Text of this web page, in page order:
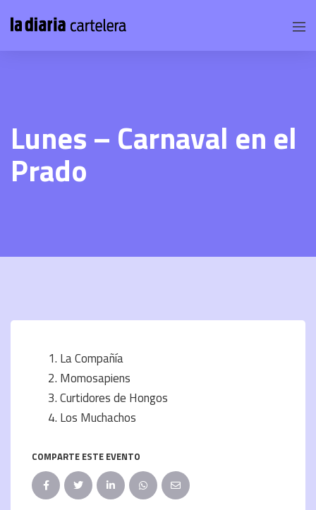
Lunes – Carnaval en el
Prado
La Compañía
Momosapiens
Curtidores de Hongos
Los Muchachos
COMPARTE ESTE EVENTO